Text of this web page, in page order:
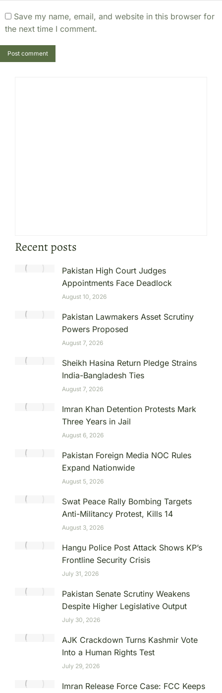
Save my name, email, and website in this browser for
the next time I comment.
Post comment
Recent posts
Pakistan High Court Judges
Appointments Face Deadlock
August 10, 2026
Pakistan Lawmakers Asset Scrutiny
Powers Proposed
August 7, 2026
Sheikh Hasina Return Pledge Strains
India-Bangladesh Ties
August 7, 2026
Imran Khan Detention Protests Mark
Three Years in Jail
August 6, 2026
Pakistan Foreign Media NOC Rules
Expand Nationwide
August 5, 2026
Swat Peace Rally Bombing Targets
Anti-Militancy Protest, Kills 14
August 3, 2026
Hangu Police Post Attack Shows KP’s
Frontline Security Crisis
July 31, 2026
Pakistan Senate Scrutiny Weakens
Despite Higher Legislative Output
July 30, 2026
AJK Crackdown Turns Kashmir Vote
Into a Human Rights Test
July 29, 2026
Imran Release Force Case: FCC Keeps